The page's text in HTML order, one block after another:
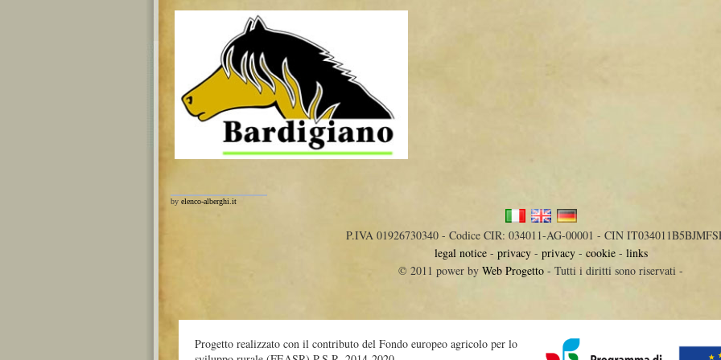
by elenco-alberghi.it
P.IVA 01926730340 - Codice CIR: 034011-AG-00001 - CIN
legal notice- privacy- privacy- cookie- links
© 2011 power by Web Progetto - Tutti i diritti sono riservati -
Progetto realizzato con il contributo del Fondo europeo agricolo per lo